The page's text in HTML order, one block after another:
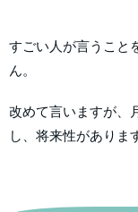
すごい人が言うこと
ん。
改めて言いますが、
し、将来性があり